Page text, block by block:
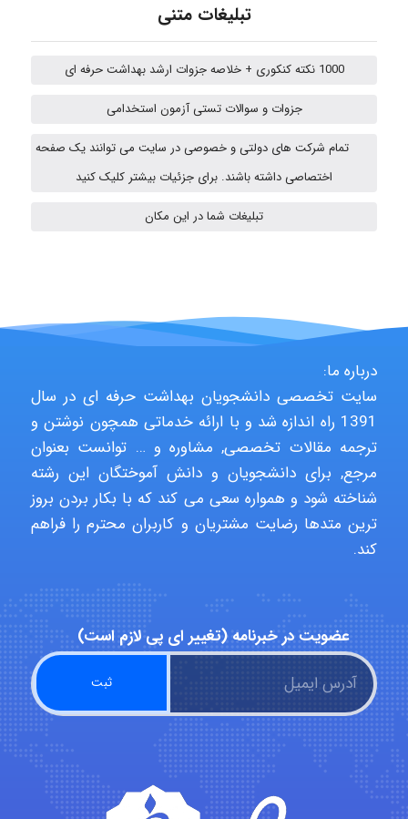
Alirez0990
abolfazlkoshehe
abolfazlkoshehe
A.balandeh
Jafar Tym
aghajari vahid
Poubakhtiari
تبلیغات متنی
1000 نکته کنکوری + خلاصه جزوات ارشد بهداشت حرفه ای
جزوات و سوالات تستی آزمون استخدامی
تمام شرکت های دولتی و خصوصی در سایت می توانند یک صفحه
اختصاصی داشته باشند. برای جزئیات بیشتر کلیک کنید
تبلیغات شما در این مکان
درباره ما:
سایت تخصصی دانشجویان بهداشت حرفه ای در سال
1391 راه اندازه شد و با ارائه خدماتی همچون نوشتن و
ترجمه مقالات تخصصی, مشاوره و … توانست بعنوان
مرجع, برای دانشجویان و دانش آموختگان این رشته
شناخته شود و همواره سعی می کند که با بکار بردن بروز
ترین متدها رضایت مشتریان و کاربران محترم را فراهم
کند.
عضویت در خبرنامه (تغییر ای پی لازم است)